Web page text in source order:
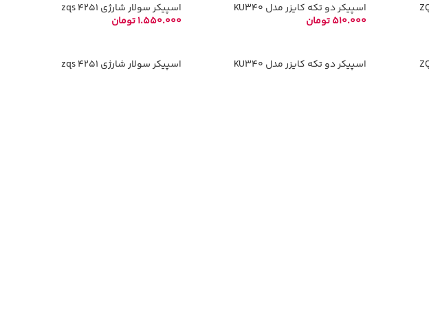
اسپیکر دو تکه کایزر مدل KU340
510.000تومان
اسپیکر دو تکه کایزر مدل KU340
اسپیکر سولار شارژی zqs 4251
1.550.000تومان
اسپیکر سولار شارژی zqs 4251